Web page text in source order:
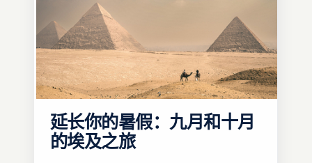
延长你的暑假：九月和十月
的埃及之旅